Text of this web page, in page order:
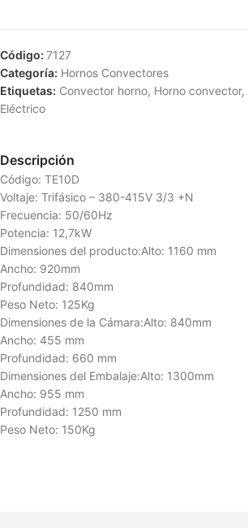
Código: 7127
Categoría: Hornos Convectores
Etiquetas: Convector horno, Horno convector,
Eléctrico
Descripción
Código: TE10D
Voltaje: Trifásico – 380-415V 3/3 +N
Frecuencia: 50/60Hz
Potencia: 12,7kW
Dimensiones del producto:Alto: 1160 mm
Ancho: 920mm
Profundidad: 840mm
Peso Neto: 125Kg
Dimensiones de la Cámara:Alto: 840mm
Ancho: 455 mm
Profundidad: 660 mm
Dimensiones del Embalaje:Alto: 1300mm
Ancho: 955 mm
Profundidad: 1250 mm
Peso Neto: 150Kg